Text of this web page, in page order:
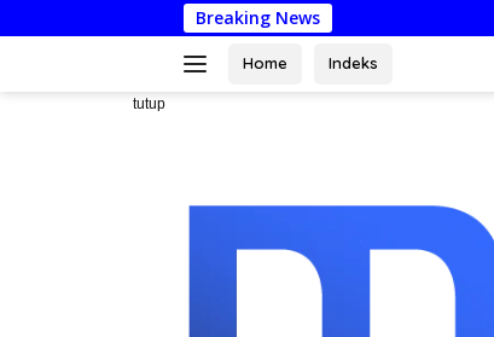
ke
Breaking News
Home Indeks
tutup